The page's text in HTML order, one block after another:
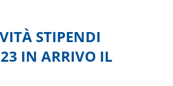
STIPENDI
IN ARRIVO IL